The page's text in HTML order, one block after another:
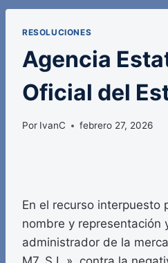
RESOLUCIONES
Agencia
Oficial del
Por IvanC febrero 27, 2026
En el recurso interpuesto
nombre y representación
administrador de la